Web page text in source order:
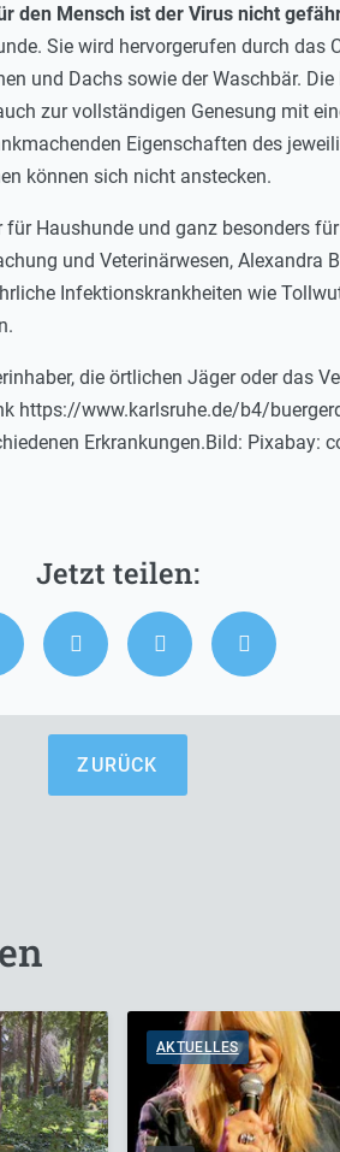
den Mensch ist der Virus nicht
Sie wird hervorgerufen durch das
und Dachs sowie der Waschbär.
zur vollständigen Genesung mit
Eigenschaften des
können sich nicht anstecken.
Haushunde und ganz besonders
und Veterinärwesen, Alexandra
Infektionskrankheiten wie
die örtlichen Jäger oder das
https://www.karlsruhe.de/b4/
Erkrankungen.Bild: Pixabay:
ZURÜCK
AKTUELLES